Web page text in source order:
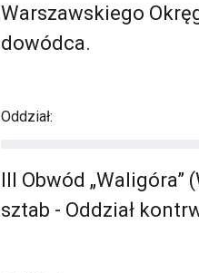
Warszawskiego
dowódca.
Oddział:
III Obwód
sztab - Oddział